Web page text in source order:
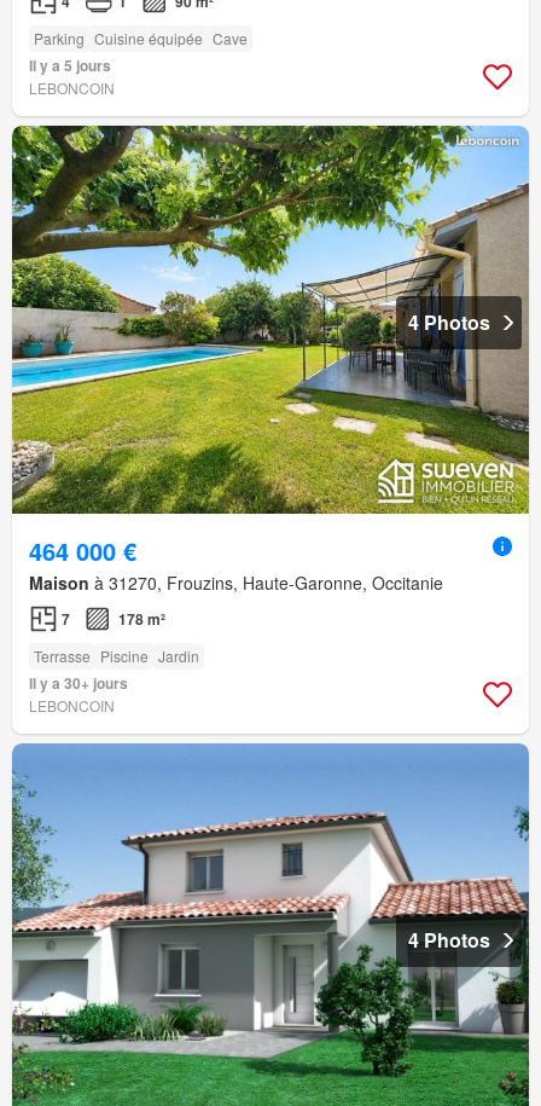
Parking Cuisine équipée Cave
Il y a 5 jours
LEBONCOIN
4 Photos
464 000 €
Maison à 31270, Frouzins, Haute-Garonne, Occitanie
7 178 m²
Terrasse Piscine Jardin
Il y a 30+ jours
LEBONCOIN
4 Photos